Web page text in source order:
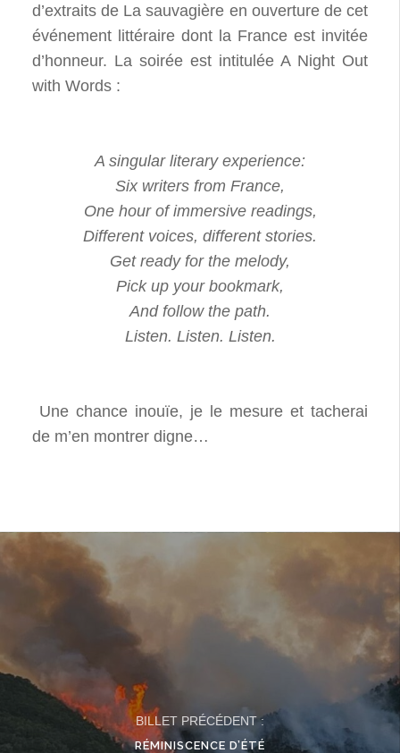
d’extraits de La sauvagière en ouverture de cet
événement littéraire dont la France est invitée
d’honneur. La soirée est intitulée A Night Out
with Words :
A singular literary experience:
Six writers from France,
One hour of immersive readings,
Different voices, different stories.
Get ready for the melody,
Pick up your bookmark,
And follow the path.
Listen. Listen. Listen.
Une chance inouïe, je le mesure et tacherai
de m’en montrer digne…
BILLET PRÉCÉDENT :
RÉMINISCENCE D’ÉTÉ